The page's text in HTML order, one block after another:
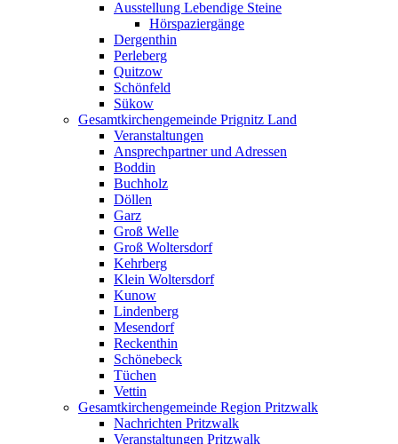
Ausstellung Lebendige Steine
Hörspaziergänge
Dergenthin
Perleberg
Quitzow
Schönfeld
Sükow
Gesamtkirchengemeinde Prignitz Land
Veranstaltungen
Ansprechpartner und Adressen
Boddin
Buchholz
Döllen
Garz
Groß Welle
Groß Woltersdorf
Kehrberg
Klein Woltersdorf
Kunow
Lindenberg
Mesendorf
Reckenthin
Schönebeck
Tüchen
Vettin
Gesamtkirchengemeinde Region Pritzwalk
Nachrichten Pritzwalk
Veranstaltungen Pritzwalk